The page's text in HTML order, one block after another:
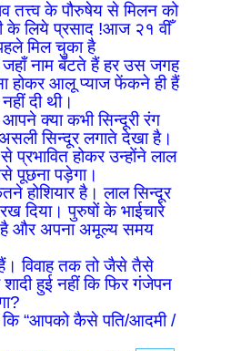
तत्त्व के पौरुषेय से मिलन को
के लिये प्रसाद !आज २१ वीँ
मिल चुका है
जहाँ नाम बँटते हैं हर उस जगह
होकर आलू प्याज फेंकने ही हैं
दी थी।
क्या कभी सिन्दूरी रंग
सिन्दूर लगाते देखा है।
होकर उन्होंने लाल
पूछना पड़ेगा।
होशियार है। लाल सिन्दूर
दिया। पुरुषों के भाईचारे
है और अपना अमूल्य समय
विवाह तक तो जैसे तैसे
हुई नहीं कि फिर गंजेपन
कि “आपको कैसे पति/आदमी /